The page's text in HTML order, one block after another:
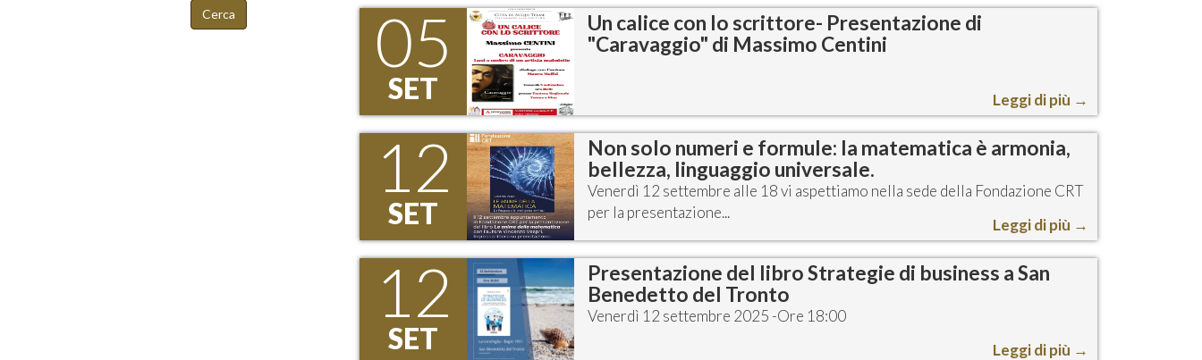
Cerca 05
SET
Un calice con lo scrittore- Presentazione di
"Caravaggio" di Massimo Centini
Leggi di più →
12
SET
Non solo numeri e formule: la matematica è armonia,
bellezza, linguaggio universale.
Venerdì 12 settembre alle 18 vi aspettiamo nella sede della Fondazione CRT
per la presentazione...
Leggi di più →
12
SET
Presentazione del libro Strategie di business a San
Benedetto del Tronto
Venerdì 12 settembre 2025 -Ore 18:00
Leggi di più →